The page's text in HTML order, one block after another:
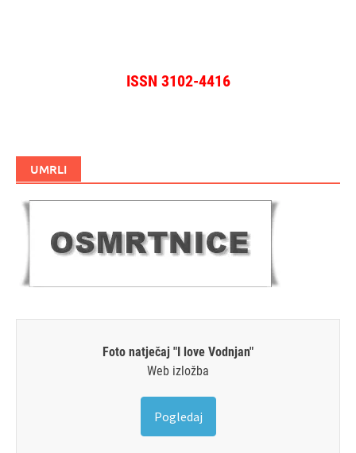
ISSN 3102-4416
UMRLI
Foto natječaj "I love Vodnjan"
Web izložba
Pogledaj